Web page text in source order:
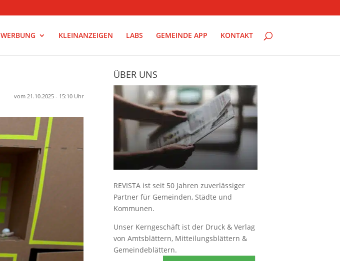
WERBUNG KLEINANZEIGEN LABS GEMEINDE APP KONTAKT
vom 21.10.2025 - 15:10 Uhr
ÜBER UNS
REVISTA ist seit 50 Jahren zuverlässiger
Partner für Gemeinden, Städte und
Kommunen.
Unser Kerngeschäft ist der Druck & Verlag
von Amtsblättern, Mitteilungsblättern &
Gemeindeblättern.